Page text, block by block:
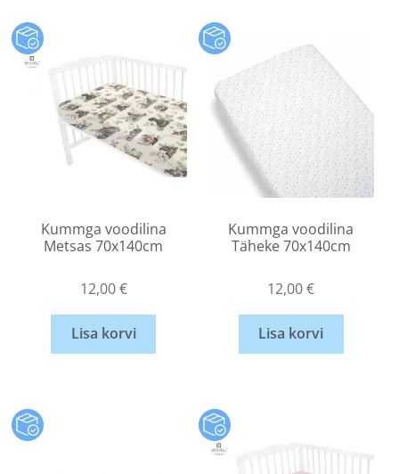
Kummga voodilina
Metsas 70x140cm
12,00€
Lisa korvi
Kummga voodilina
Täheke 70x140cm
12,00€
Lisa korvi